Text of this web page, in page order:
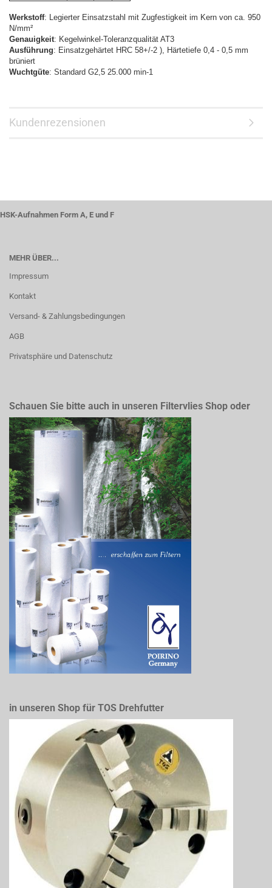
Werkstoff: Legierter Einsatzstahl mit Zugfestigkeit im Kern von ca. 950
N/mm²
Genauigkeit: Kegelwinkel-Toleranzqualität AT3
Ausführung: Einsatzgehärtet HRC 58+/-2 ), Härtetiefe 0,4 - 0,5 mm
brüniert
Wuchtgüte: Standard G2,5 25.000 min-1
Kundenrezensionen
HSK-Aufnahmen Form A, E und F
MEHR ÜBER...
Impressum
Kontakt
Versand- & Zahlungsbedingungen
AGB
Privatsphäre und Datenschutz
Schauen Sie bitte auch in unseren Filtervlies Shop oder
in unseren Shop für TOS Drehfutter